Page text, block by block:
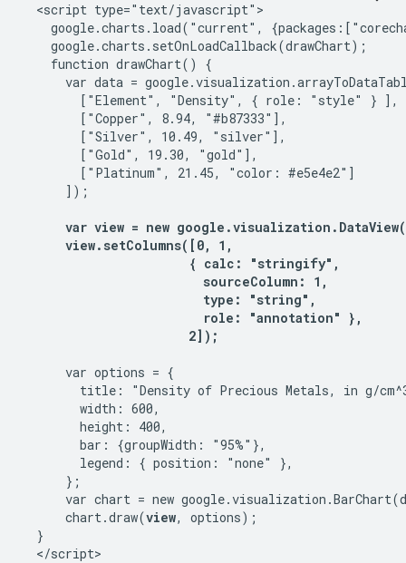
  <script type="text/javascript">
google.charts.load("current",
    google.charts.setOnLoadCallback(drawChart);
    function drawChart() {
var data =
        ["Element", "Density", { role: "style" } ],
        ["Copper", 8.94, "#b87333"],
        ["Silver", 10.49, "silver"],
        ["Gold", 19.30, "gold"],
        ["Platinum", 21.45, "color: #e5e4e2"]
      ]);
var view = new
      view.setColumns([0, 1,
                       { calc: "stringify",
                         sourceColumn: 1,
                         type: "string",
                         role: "annotation" },
                       2]);
      var options = {
title: "Density of Precious Metals, in g/
        width: 600,
        height: 400,
        bar: {groupWidth: "95%"},
        legend: { position: "none" },
      };
var chart = new
      chart.draw(
view, options);
  }
  </script>